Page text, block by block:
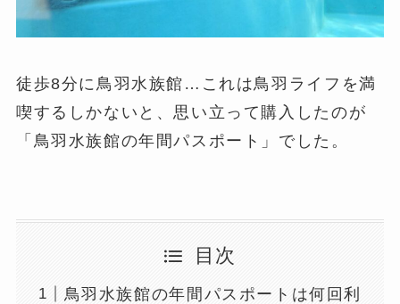
徒歩8分に鳥羽水族館…これは鳥羽ライフを満
喫するしかないと、思い立って購入したのが
「鳥羽水族館の年間パスポート」でした。
目次
鳥羽水族館の年間パスポートは何回利